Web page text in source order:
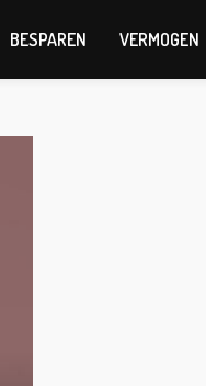
BESPAREN VERMOGEN